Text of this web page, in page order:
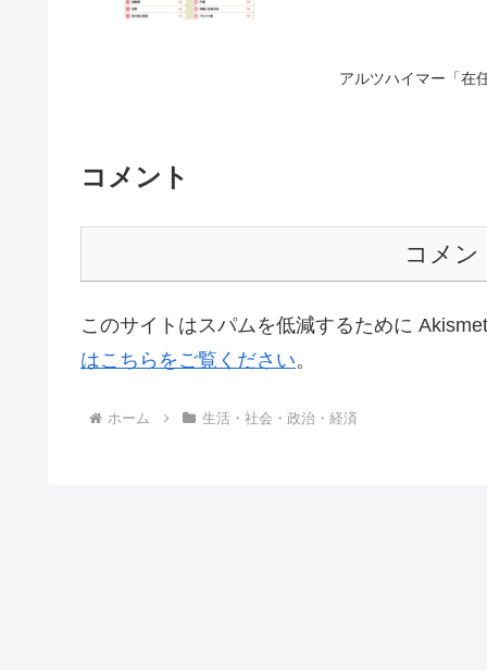
アルツハイマー「在
コメント
コメン
このサイトはスパムを低減するために
はこちらをご覧ください。
ホーム 生活・社会・政治・経済